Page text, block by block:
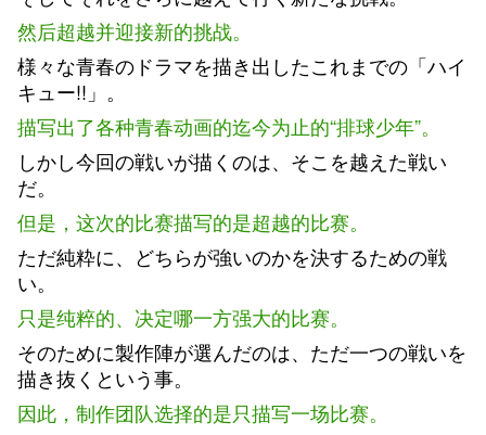
然后超越并迎接新的挑战。
様々な青春のドラマを描き出したこれまでの「ハイ
キュー!!」。
描写出了各种青春动画的迄今为止的“排球少年”。
しかし今回の戦いが描くのは、そこを越えた戦い
だ。
但是，这次的比赛描写的是超越的比赛。
ただ純粋に、どちらが強いのかを決するための戦
い。
只是纯粹的、决定哪一方强大的比赛。
そのために製作陣が選んだのは、ただ一つの戦いを
描き抜くという事。
因此，制作团队选择的是只描写一场比赛。